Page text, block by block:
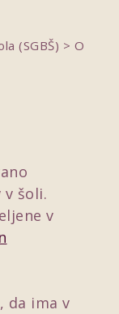
(SGBŠ) > O
šoli.
v
da ima v